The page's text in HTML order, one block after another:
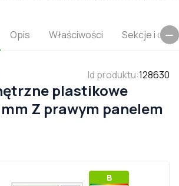
Opis Właściwości Sekcje i
Id produktu:128630
plastikowe
Z prawym panelem
В